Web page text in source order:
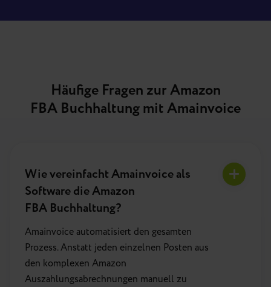
Häufige Fragen zur Amazon
FBA Buchhaltung mit Amainvoice
Wie vereinfacht Amainvoice als
Software die Amazon
FBA Buchhaltung?
Amainvoice automatisiert den gesamten
Prozess. Anstatt jeden einzelnen Posten aus
den komplexen Amazon
Auszahlungsabrechnungen manuell zu